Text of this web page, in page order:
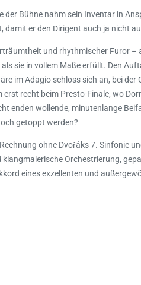
Bühne nahm sein Inventar in
er den Dirigent auch ja nicht
und rhythmischer Furor –
sie in vollem Maße erfüllt. Den
im Adagio schloss sich an, bei der
recht beim Presto-Finale, wo
enden wollende, minutenlange
getoppt werden?
ohne Dvořáks 7. Sinfonie
Orchestrierung,
eines exzellenten und